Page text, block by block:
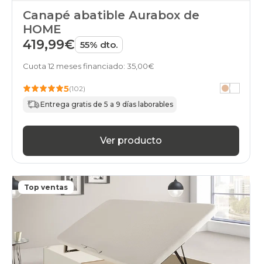
black-
online
canapes-
marron
online
days
abatibles
online
abatibles
negro
Canapé abatible Aurabox de
HOME
419,99€ 55% dto.
Cuota 12 meses financiado: 35,00€
5(102)
Entrega gratis de 5 a 9 días laborables
Ver producto
Top ventas